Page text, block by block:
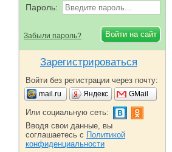
Пароль:
Забыли пароль?
Зарегистрироваться
Войти без регистрации через почту:
mail.ru Яндекс GMail
Или социальную сеть:
Вводя свои данные, вы
соглашаетесь с Политикой
конфиденциальности